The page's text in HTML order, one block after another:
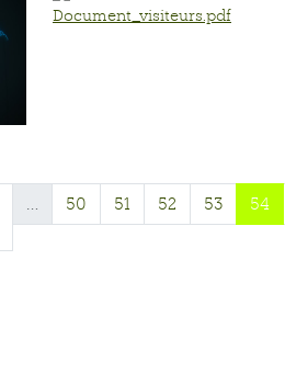
Document_visiteurs.pdf
50 51 52 53 54